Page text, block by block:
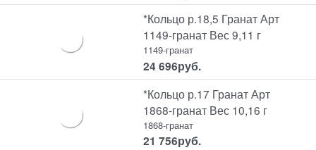
*Кольцо р.18,5 Гранат Арт
1149-гранат Вес 9,11 г
1149-гранат
24 696руб.
*Кольцо р.17 Гранат Арт
1868-гранат Вес 10,16 г
1868-гранат
21 756руб.